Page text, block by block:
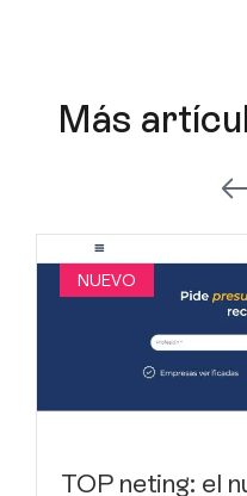
Más
NUEVO
TOP neting: el